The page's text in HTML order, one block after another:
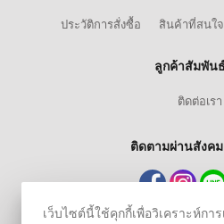
ประวัติการสั่งซื้อ สินค้าที่สนใจ
ลูกค้าสัมพันธ์
ติดต่อเรา
ติดตามผ่านสังค
เว็บไซต์นี้ใช้คุกกี้เพื่อวิเคราะห์กา